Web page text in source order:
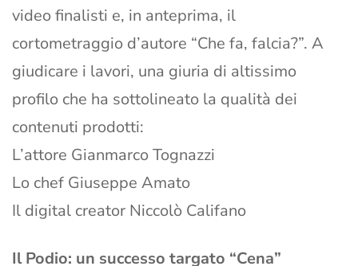
video finalisti e, in anteprima, il
cortometraggio d’autore “Che fa, falcia?”. A
giudicare i lavori, una giuria di altissimo
profilo che ha sottolineato la qualità dei
contenuti prodotti:
L’attore Gianmarco Tognazzi
Lo chef Giuseppe Amato
Il digital creator Niccolò Califano
Il Podio: un successo targato “Cena”